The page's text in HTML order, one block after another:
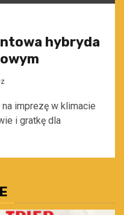
hybryda
imprezę w klimacie
i gratkę dla